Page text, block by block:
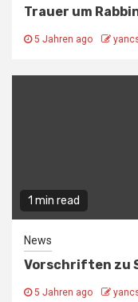
Trauer um
5 Jahren ago
1 min read
News
Vorschriften zu
5 Jahren ago